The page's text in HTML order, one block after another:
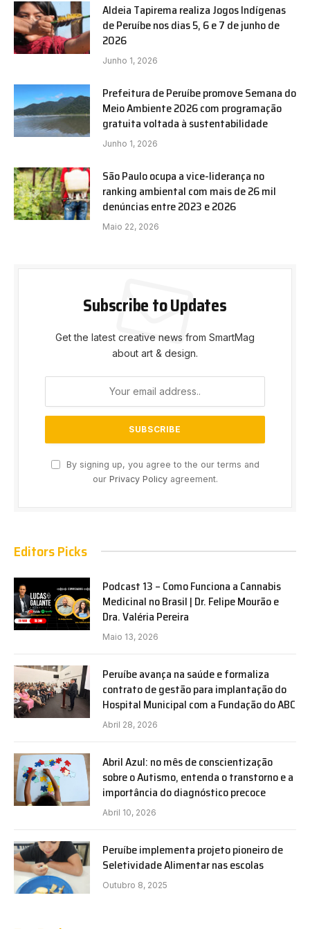
Aldeia Tapirema realiza Jogos Indígenas
de Peruíbe nos dias 5, 6 e 7 de junho de
2026
Junho 1, 2026
Prefeitura de Peruíbe promove Semana do
Meio Ambiente 2026 com programação
gratuita voltada à sustentabilidade
Junho 1, 2026
São Paulo ocupa a vice-liderança no
ranking ambiental com mais de 26 mil
denúncias entre 2023 e 2026
Maio 22, 2026
Subscribe to Updates
Get the latest creative news from SmartMag
about art & design.
By signing up, you agree to the our terms and
our Privacy Policyagreement.
Editors Picks
Podcast 13 – Como Funciona a Cannabis
Medicinal no Brasil | Dr. Felipe Mourão e
Dra. Valéria Pereira
Maio 13, 2026
Peruíbe avança na saúde e formaliza
contrato de gestão para implantação do
Hospital Municipal com a Fundação do ABC
Abril 28, 2026
Abril Azul: no mês de conscientização
sobre o Autismo, entenda o transtorno e a
importância do diagnóstico precoce
Abril 10, 2026
Peruíbe implementa projeto pioneiro de
Seletividade Alimentar nas escolas
Outubro 8, 2025